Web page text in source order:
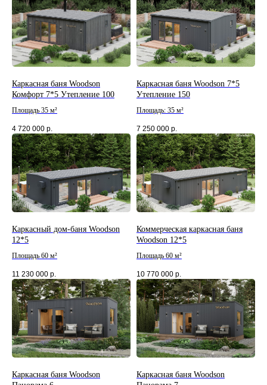
Каркасная баня Woodson
Комфорт 7*5 Утепление 100
Площадь 35 м²
4 720 000 р.
Каркасная баня Woodson 7*5
Утепление 150
Площадь: 35 м²
7 250 000 р.
Каркасный дом-баня Woodson
12*5
Площадь 60 м²
11 230 000 р.
Коммерческая каркасная баня
Woodson 12*5
Площадь 60 м²
10 770 000 р.
Каркасная баня Woodson
Каркасная баня Woodson